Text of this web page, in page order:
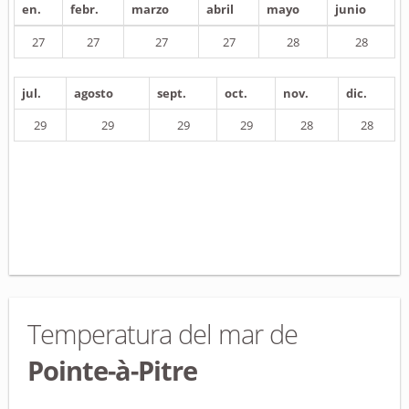
en. febr. marzo abril mayo
junio
27
27 27 27 28 28
jul. agosto sept. oct. nov.
dic.
29
29 29 29 28 28
Temperatura del mar de
Pointe-à-Pitre